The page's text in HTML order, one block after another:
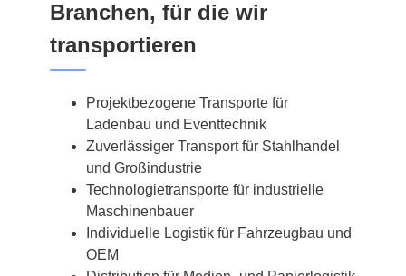
Branchen, für die wir
transportieren
Projektbezogene Transporte für
Ladenbau und Eventtechnik
Zuverlässiger Transport für Stahlhandel
und Großindustrie
Technologietransporte für industrielle
Maschinenbauer
Individuelle Logistik für Fahrzeugbau und
OEM